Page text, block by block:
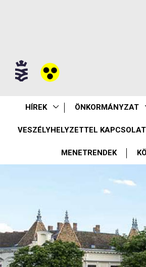
HÍREK ÖNKORMÁNYZAT
VESZÉLYHELYZETTEL
MENETRENDEK